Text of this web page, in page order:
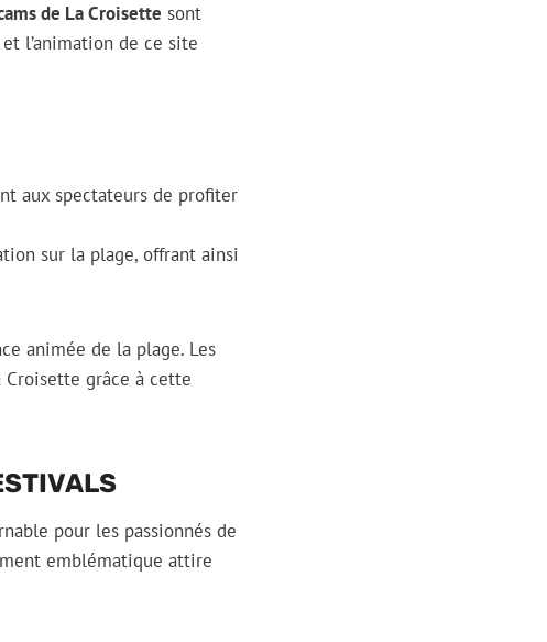
de La Croisette sont
l’animation de ce site
aux spectateurs de profiter
sur la plage, offrant ainsi
animée de la plage. Les
Croisette grâce à cette
pour les passionnés de
emblématique attire